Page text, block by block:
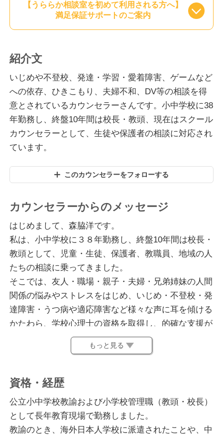
【うららか相談室を初めて利用される方へ】
満足保証サポートのご案内
紹介文
いじめや不登校、発達・学習・愛着障害、ゲームなど
への依存、ひきこもり、夫婦不和、DV等の相談を得
意とされているカウンセラーさんです。小中学校に38
年勤務し、終盤10年間は校長・教頭、現在はスクール
カウンセラーとして、生徒や保護者の相談に対応され
ています。
このカウンセラーをフォローする
カウンセラーからのメッセージ
はじめまして、森脇洋です。
私は、小中学校に３８年勤務し、終盤10年間は校長・
教頭として、児童・生徒、保護者、教職員、地域の人
たちの相談に乗ってきました。
そこでは、友人・職場・親子・夫婦・兄弟姉妹の人間
関係の悩みやストレスをはじめ、いじめ・不登校・発
達障害・うつ病や適応障害など様々な声に耳を傾ける
かたわら、学校心理士の資格を取得し、的確な支援が
できるようにしてまいりました。
現在は、小中学校のスクールカウンセラーをしており
公認心理師や産業カウンセラーの資格も新たに取得
ともに、カウンセリングの技術向上に取り組んでいま
す。
もっと見る
資格・経歴
公立小中学校教諭および小学校管理職（教頭・校長）
として長年教育現場で勤務しました。
教諭のとき、海外日本人学校に派遣されたことや、中